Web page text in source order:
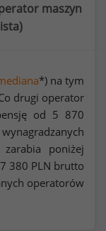
maszyn
)
*) na tym
drugi operator
od 5 870
zarabia poniżej
7 380 PLN brutto
operatorów